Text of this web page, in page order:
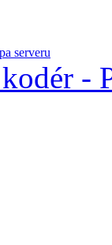
serveru
-